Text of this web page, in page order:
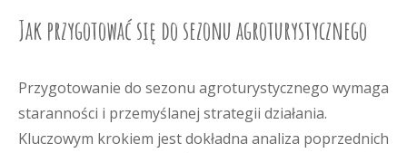
Jak przygotować się do sezonu agroturystycznego
Przygotowanie do sezonu agroturystycznego wymaga
staranności i przemyślanej strategii działania.
Kluczowym krokiem jest dokładna analiza poprzednich